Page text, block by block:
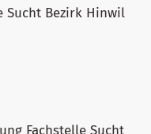
Sucht Bezirk Hinwil
Fachstelle Sucht